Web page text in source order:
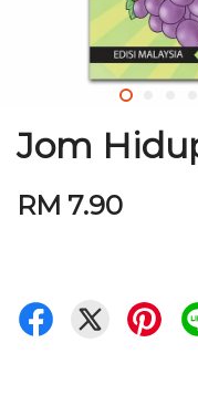
Jom
RM 7.90